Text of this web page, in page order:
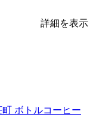
詳細を表示